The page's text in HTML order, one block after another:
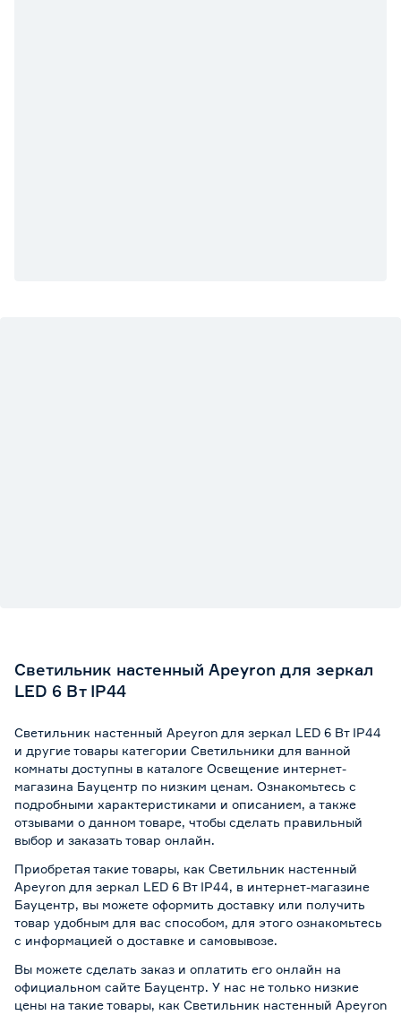
Светильник настенный Apeyron для зеркал
LED 6 Вт IP44
Светильник настенный Apeyron для зеркал LED 6 Вт IP44
и другие товары категории Светильники для ванной
комнаты доступны в каталоге Освещение интернет-
магазина Бауцентр по низким ценам. Ознакомьтесь с
подробными характеристиками и описанием, а также
отзывами о данном товаре, чтобы сделать правильный
выбор и заказать товар онлайн.
Приобретая такие товары, как Светильник настенный
Apeyron для зеркал LED 6 Вт IP44, в интернет-магазине
Бауцентр, вы можете оформить доставку или получить
товар удобным для вас способом, для этого ознакомьтесь
с информацией о доставке и самовывозе.
Вы можете сделать заказ и оплатить его онлайн на
официальном сайте Бауцентр. У нас не только низкие
цены на такие товары, как Светильник настенный Apeyron